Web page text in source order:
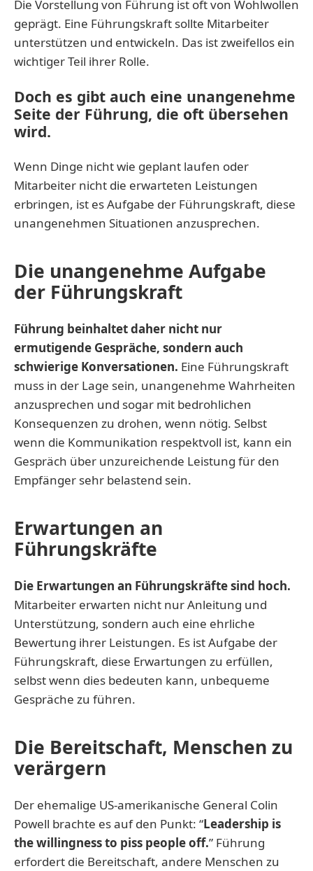
Die Vorstellung von Führung ist oft von Wohlwollen
geprägt. Eine Führungskraft sollte Mitarbeiter
unterstützen und entwickeln. Das ist zweifellos ein
wichtiger Teil ihrer Rolle.
Doch es gibt auch eine unangenehme
Seite der Führung, die oft übersehen
wird.
Wenn Dinge nicht wie geplant laufen oder
Mitarbeiter nicht die erwarteten Leistungen
erbringen, ist es Aufgabe der Führungskraft, diese
unangenehmen Situationen anzusprechen.
Die unangenehme Aufgabe
der Führungskraft
Führung beinhaltet daher nicht nur
ermutigende Gespräche, sondern auch
schwierige Konversationen. Eine Führungskraft
muss in der Lage sein, unangenehme Wahrheiten
anzusprechen und sogar mit bedrohlichen
Konsequenzen zu drohen, wenn nötig. Selbst
wenn die Kommunikation respektvoll ist, kann ein
Gespräch über unzureichende Leistung für den
Empfänger sehr belastend sein.
Erwartungen an
Führungskräfte
Die Erwartungen an Führungskräfte sind hoch.
Mitarbeiter erwarten nicht nur Anleitung und
Unterstützung, sondern auch eine ehrliche
Bewertung ihrer Leistungen. Es ist Aufgabe der
Führungskraft, diese Erwartungen zu erfüllen,
selbst wenn dies bedeuten kann, unbequeme
Gespräche zu führen.
Die Bereitschaft, Menschen zu
verärgern
Der ehemalige US-amerikanische General Colin
Powell brachte es auf den Punkt: “Leadership is
the willingness to piss people off.” Führung
erfordert die Bereitschaft, andere Menschen zu